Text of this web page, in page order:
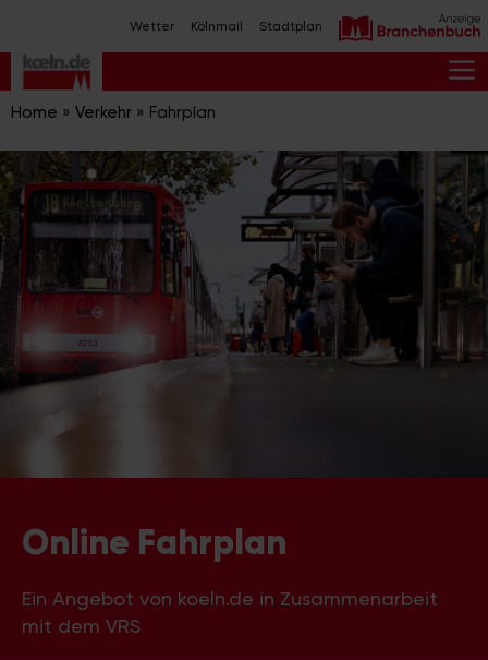
Inhalt
springen
Wetter Kölnmail Stadtplan
Home » Verkehr » Fahrplan
Online Fahrplan
Ein Angebot von koeln.de in Zusammenarbeit
mit dem VRS